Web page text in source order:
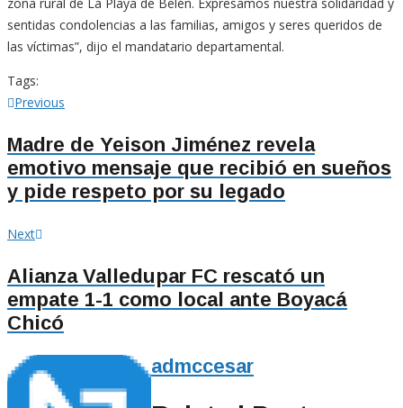
sentidas condolencias a las familias, amigos y seres queridos de
las víctimas”, dijo el mandatario departamental.
Tags:
Navegación
de
entradas
Previous
Madre de Yeison Jiménez revela
emotivo mensaje que recibió en sueños
y pide respeto por su legado
Next
Alianza Valledupar FC rescató un
empate 1-1 como local ante Boyacá
Chicó
admccesar